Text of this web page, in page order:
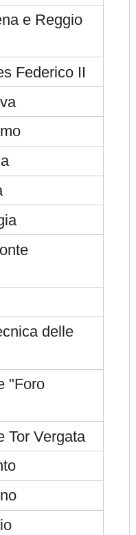
e Reggio
Federico II
delle
"Foro
Tor Vergata